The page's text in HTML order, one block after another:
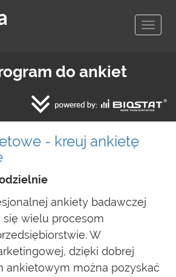
do ankiet
- kreuj ankietę
ankiety badawczej
się wielu procesom
W
dzięki dobrej
ankietowym można pozyskać